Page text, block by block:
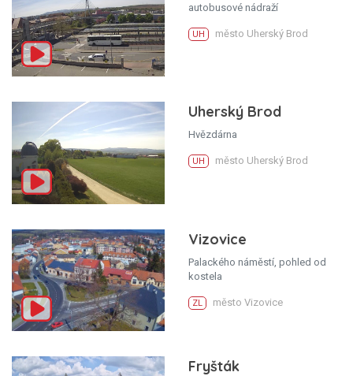
autobusové nádraží
UH město Uherský Brod
Uherský Brod
Hvězdárna
UH město Uherský Brod
Vizovice
Palackého náměstí, pohled od
kostela
ZL město Vizovice
Fryšták